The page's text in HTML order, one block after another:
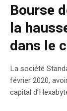
Bourse
la
dans le
La société
février 2020,
capital